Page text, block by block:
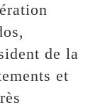
de la
et